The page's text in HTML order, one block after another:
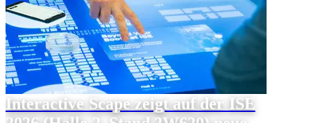
Interactive Scape zeigt auf der ISE